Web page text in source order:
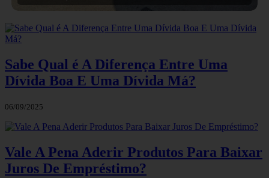
Sabe Qual é A Diferença Entre Uma
Dívida Boa E Uma Dívida Má?
06/09/2025
Vale A Pena Aderir Produtos Para Baixar
Juros De Empréstimo?